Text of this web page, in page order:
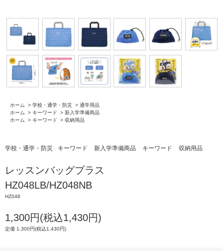
ホーム > 学校・通学・防災 > 通学用品
ホーム
> キーワード > 新入学準備商品
ホーム
> キーワード > 収納用品
学校・通学・防災 キーワード 新入学準備商品 キーワード 収納用品
レッスンバッグプラス
HZ048LB/HZ048NB
HZ048
1,300円(税込1,430円)
定価 1,300円(税込1,430円)